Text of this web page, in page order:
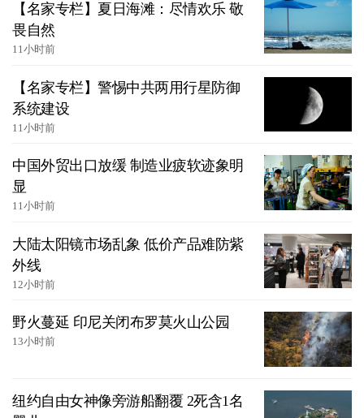
【名家专栏】夏日海滩：尽情欢乐 敬
畏自然
11小时前
【名家专栏】警惕中共两用行星防御
系统建设
11小时前
中国外贸出口放缓 制造业疲软迹象明
显
11小时前
大陆太阳镜市场乱象 低价产品难防紫
外线
12小时前
野火蔓延 印尼关闭布罗莫火山公园
13小时前
纽约自由女神像旁游船翻覆 2死含1名